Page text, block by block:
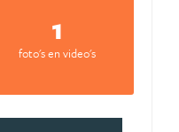
1
foto's en video's